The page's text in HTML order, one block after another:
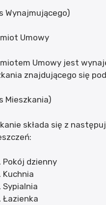
Wynajmującego)
Umowy
Umowy jest
znajdującego się
Mieszkania)
składa się z
Pokój dzienny
Kuchnia
Sypialnia
Łazienka